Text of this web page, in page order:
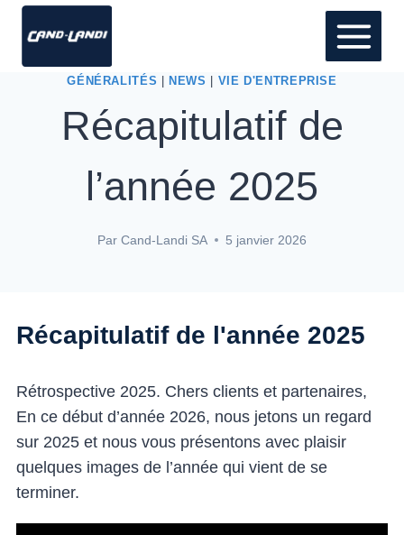
GÉNÉRALITÉS NEWS VIE D'ENTREPRISE
Récapitulatif de
l’année 2025
Par Cand-Landi SA 5 janvier 2026
Récapitulatif de l'année 2025
Rétrospective 2025. Chers clients et partenaires,
En ce début d’année 2026, nous jetons un regard
sur 2025 et nous vous présentons avec plaisir
quelques images de l’année qui vient de se
terminer.